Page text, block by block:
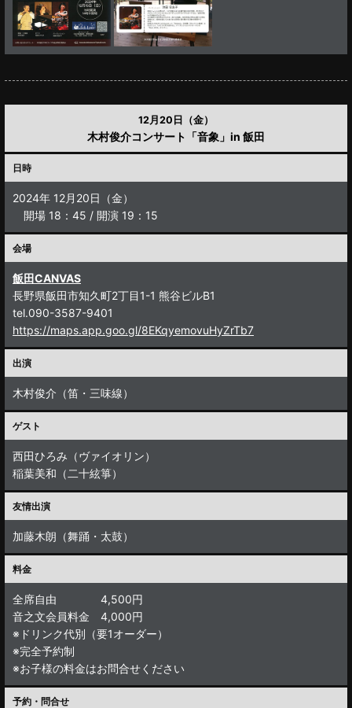
12月20日（金）
木村俊介コンサート「音象」in 飯田
日時
2024年 12月20日（金）
開場 18：45 / 開演 19：15
会場
飯田CANVAS
長野県飯田市知久町2丁目1-1 熊谷ビルB1
tel.090-3587-9401
https://maps.app.goo.gl/8EKqyemovuHyZrTb7
出演
木村俊介（笛・三味線）
ゲスト
西田ひろみ（ヴァイオリン）
稲葉美和（二十絃箏）
友情出演
加藤木朗（舞踊・太鼓）
料金
全席自由 4,500円
音之文会員料金 4,000円
※ドリンク代別（要1オーダー）
※完全予約制
※お子様の料金はお問合せください
予約・問合せ